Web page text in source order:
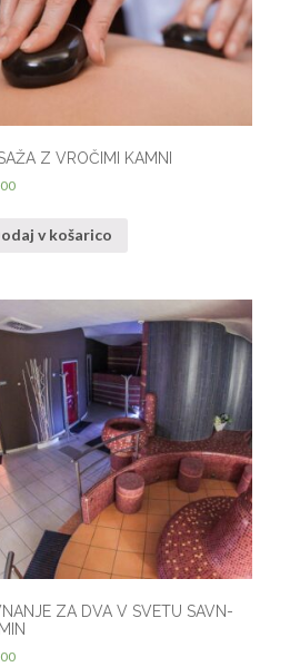
Z VROČIMI KAMNI
v košarico
ZA DVA V SVETU SAVN-